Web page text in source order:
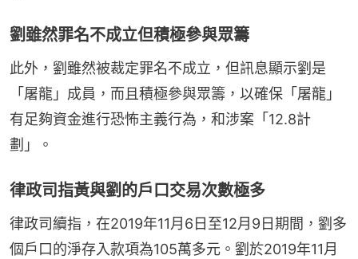
劉雖然罪名不成立但積極參與眾籌
此外，劉雖然被裁定罪名不成立，但訊息顯示劉是
「屠龍」成員，而且積極參與眾籌，以確保「屠龍」
有足夠資金進行恐怖主義行為，和涉案「12.8計
劃」。
律政司指黃與劉的戶口交易次數極多
律政司續指，在2019年11月6日至12月9日期間，劉多
個戶口的淨存入款項為105萬多元。劉於2019年11月